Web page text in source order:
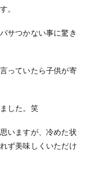
。
サつかない事に驚き
っていたら子供が寄
した。笑
いますが、冷めた状
ず美味しくいただけ